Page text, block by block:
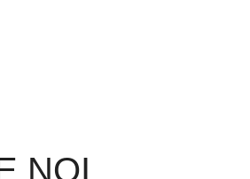
NOI